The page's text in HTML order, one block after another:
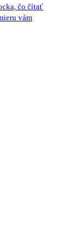
čo čítať
vám